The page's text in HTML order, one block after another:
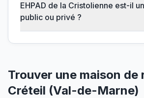
EHPAD de la Cristolienne est-il
public ou privé ?
Trouver une maison de
Créteil (Val-de-Marne)